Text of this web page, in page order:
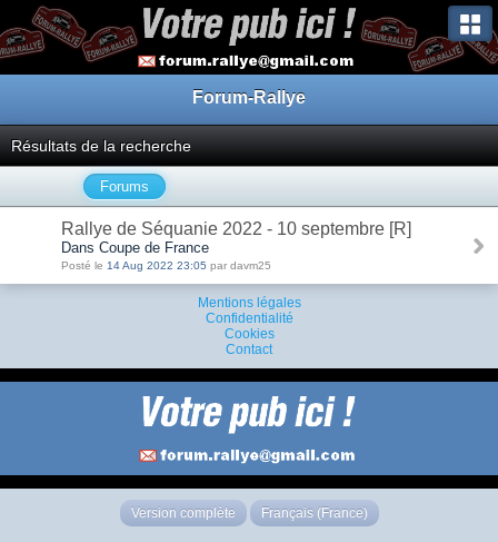
Forum-Rallye
Résultats de la recherche
Forums
Rallye de Séquanie 2022 - 10 septembre [R]
Dans Coupe de France
Posté le 14 Aug 2022 23:05 par davm25
Mentions légales
Confidentialité
Cookies
Contact
Version complète Français (France)